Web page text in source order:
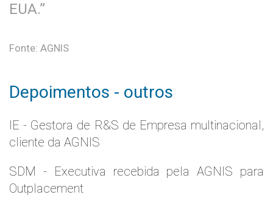
EUA.”
Fonte: AGNIS
Depoimentos - outros
IE - Gestora de R&S de Empresa multinacional,
cliente da AGNIS
SDM - Executiva recebida pela AGNIS para
Outplacement